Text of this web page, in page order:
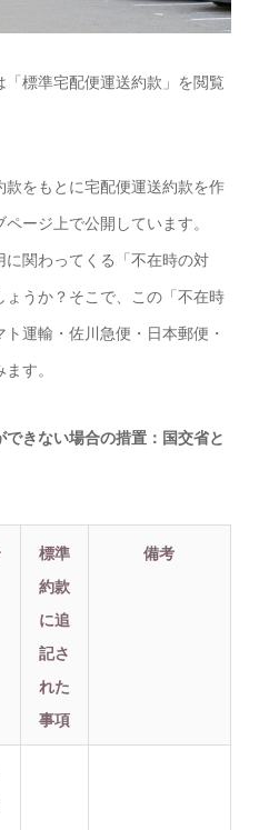
標準宅配便運送約款」を閲覧
をもとに宅配便運送約款を作
ージ上で公開しています。
関わってくる「不在時の対
うか？そこで、この「不在時
運輸・佐川急便・日本郵便・
す。
きない場合の措置：国交省と
標準
約款
に追
記さ
れた
事項
備考